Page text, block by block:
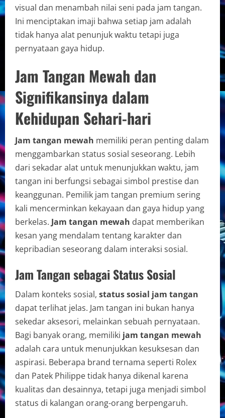
visual dan menambah nilai seni pada jam tangan.
Ini menciptakan imaji bahwa setiap jam adalah
tidak hanya alat penunjuk waktu tetapi juga
pernyataan gaya hidup.
Jam Tangan Mewah dan
Signifikansinya dalam
Kehidupan Sehari-hari
Jam tangan mewah memiliki peran penting dalam
menggambarkan status sosial seseorang. Lebih
dari sekadar alat untuk menunjukkan waktu, jam
tangan ini berfungsi sebagai simbol prestise dan
keanggunan. Pemilik jam tangan premium sering
kali mencerminkan kekayaan dan gaya hidup yang
berkelas. Jam tangan mewah dapat memberikan
kesan yang mendalam tentang karakter dan
kepribadian seseorang dalam interaksi sosial.
Jam Tangan sebagai Status Sosial
Dalam konteks sosial, status sosial jam tangan
dapat terlihat jelas. Jam tangan ini bukan hanya
sekedar aksesori, melainkan sebuah pernyataan.
Bagi banyak orang, memiliki jam tangan mewah
adalah cara untuk menunjukkan kesuksesan dan
aspirasi. Beberapa brand ternama seperti Rolex
dan Patek Philippe tidak hanya dikenal karena
kualitas dan desainnya, tetapi juga menjadi simbol
status di kalangan orang-orang berpengaruh.